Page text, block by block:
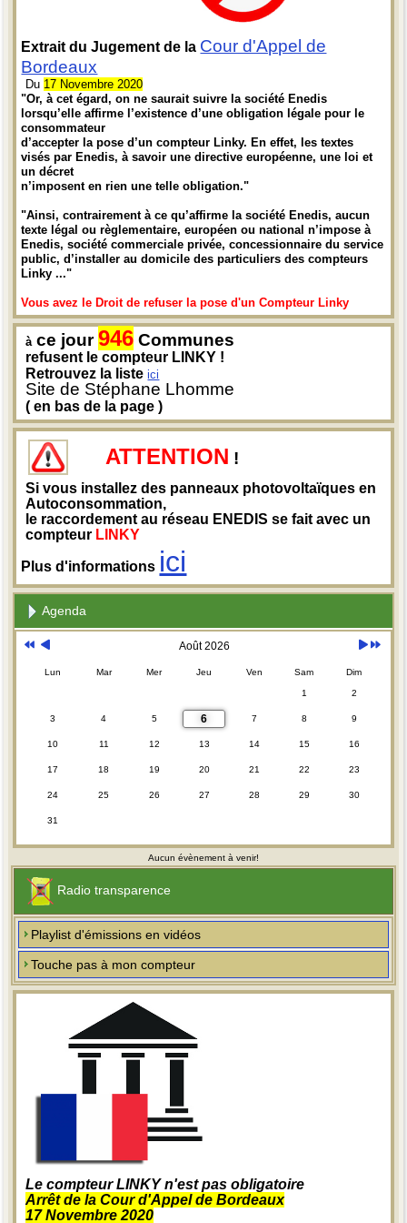
Extrait du Jugement de la Cour d'Appel de
Bordeaux
Du 17 Novembre 2020
"Or, à cet égard, on ne saurait suivre la société Enedis
lorsqu’elle affirme l’existence d’une obligation légale pour le
consommateur
d’accepter la pose d’un compteur Linky. En effet, les textes
visés par Enedis, à savoir une directive européenne, une loi et
un décret
n’imposent en rien une telle obligation."
"Ainsi, contrairement à ce qu’affirme la société Enedis, aucun
texte légal ou règlementaire, européen ou national n’impose à
Enedis, société commerciale privée, concessionnaire du service
public, d’installer au domicile des particuliers des compteurs
Linky ..."
Vous avez le Droit de refuser la pose d'un Compteur Linky
à ce jour946 Communes
refusent le compteur LINKY !
Retrouvez la listeici
Site de Stéphane Lhomme
( en bas de la page )
ATTENTION !
Si vous installez des panneaux photovoltaïques en
Autoconsommation,
le raccordement au réseau ENEDIS se fait avec un
compteur LINKY
Plus d'informations ici
Agenda
Août 2026
Lun Mar Mer Jeu Ven Sam Dim
1 2
3 4 5 6 7 8 9
10 11 12 13 14 15 16
17 18 19 20 21 22 23
24 25 26 27 28 29 30
31
Aucun évènement à venir!
Radio transparence
Playlist d'émissions en vidéos
Touche pas à mon compteur
Le compteur LINKY n'est pas obligatoire
Arrêt de la Cour d'Appel de Bordeaux
17 Novembre 2020